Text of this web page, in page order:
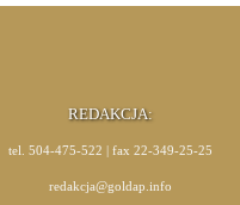
REDAKCJA:
tel. 504-475-522 | fax 22-349-25-25
redakcja@goldap.info